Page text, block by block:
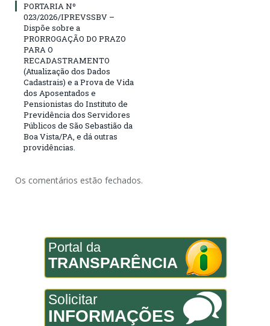
PORTARIA Nº
023/2026/IPREVSSBV –
Dispõe sobre a
PRORROGAÇÃO DO PRAZO
PARA O
RECADASTRAMENTO
(Atualização dos Dados
Cadastrais) e a Prova de Vida
dos Aposentados e
Pensionistas do Instituto de
Previdência dos Servidores
Públicos de São Sebastião da
Boa Vista/PA, e dá outras
providências.
Os comentários estão fechados.
Portal da
TRANSPARÊNCIA
Solicitar
INFORMAÇÕES